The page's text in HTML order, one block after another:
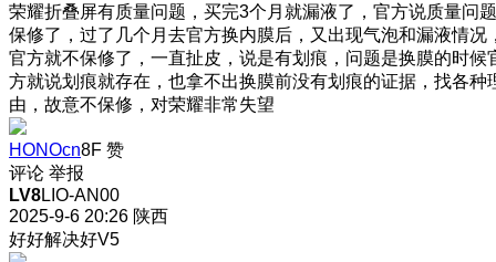
荣耀折叠屏有质量问题，买完3个月就漏液了，官方说质量问题
保修了，过了几个月去官方换内膜后，又出现气泡和漏液情况
官方就不保修了，一直扯皮，说是有划痕，问题是换膜的时候
方就说划痕就存在，也拿不出换膜前没有划痕的证据，找各种
由，故意不保修，对荣耀非常失望
HONOcn8F 赞
评论 举报
LV8LIO-AN00
2025-9-6 20:26 陕西
好好解决好V5